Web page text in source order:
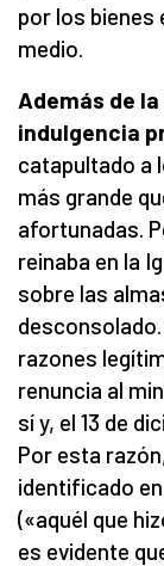
por los
medio.
Además de
indulgencia
catapultado a
más grande
afortunadas.
reinaba en la
sobre las
razones
renuncia al
sí y, el 13 de
Por esta
identificado
(«aquél que
es evidente